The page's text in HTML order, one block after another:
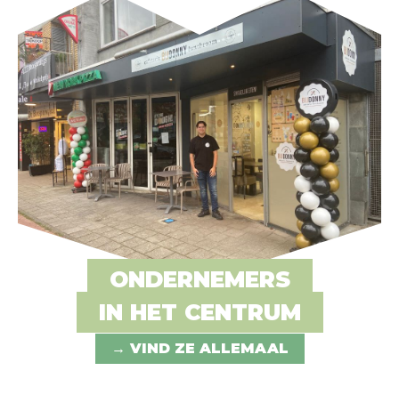
ONDERNEMERS
IN HET CENTRUM
→ VIND ZE ALLEMAAL